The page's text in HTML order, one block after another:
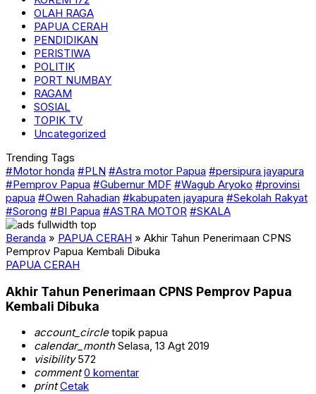
OLAH RAGA
PAPUA CERAH
PENDIDIKAN
PERISTIWA
POLITIK
PORT NUMBAY
RAGAM
SOSIAL
TOPIK TV
Uncategorized
Trending Tags
#Motor honda #PLN #Astra motor Papua #persipura jayapura
#Pemprov Papua #Gubernur MDF #Wagub Aryoko #provinsi
papua #Owen Rahadian #kabupaten jayapura #Sekolah Rakyat
#Sorong #BI Papua #ASTRA MOTOR #SKALA
Beranda » PAPUA CERAH » Akhir Tahun Penerimaan CPNS
Pemprov Papua Kembali Dibuka
PAPUA CERAH
Akhir Tahun Penerimaan CPNS Pemprov Papua
Kembali Dibuka
account_circletopik papua
calendar_monthSelasa, 13 Agt 2019
visibility572
comment 0 komentar
print Cetak